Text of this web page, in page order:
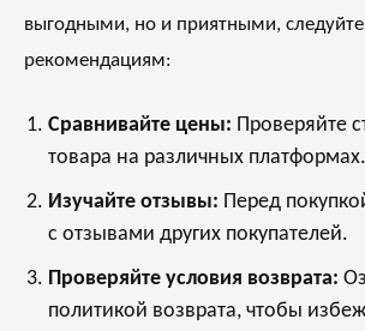
выгодными, но и приятными,
рекомендациям:
Сравнивайте цены: Проверяйте
товара на различных платформах.
Изучайте отзывы: Перед
с отзывами других покупателей.
Проверяйте условия возврата:
политикой возврата, чтобы